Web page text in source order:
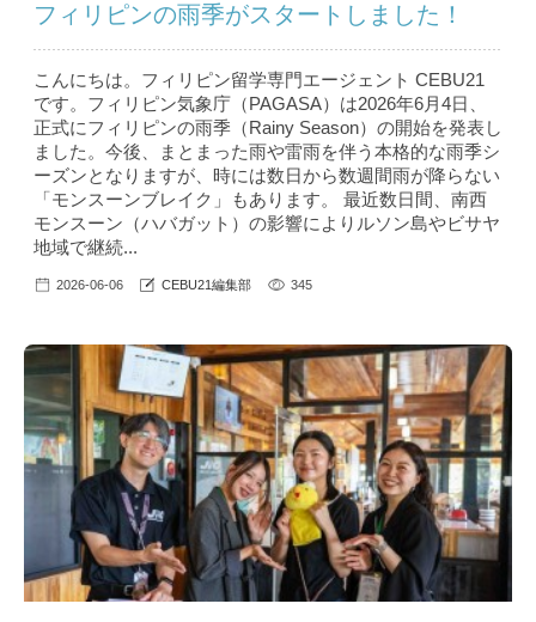
フィリピンの雨季がスタートしました！
こんにちは。フィリピン留学専門エージェント CEBU21
です。フィリピン気象庁（PAGASA）は2026年6月4日、
正式にフィリピンの雨季（Rainy Season）の開始を発表し
ました。今後、まとまった雨や雷雨を伴う本格的な雨季シ
ーズンとなりますが、時には数日から数週間雨が降らない
「モンスーンブレイク」もあります。 最近数日間、南西
モンスーン（ハバガット）の影響によりルソン島やビサヤ
地域で継続...
2026-06-06 CEBU21編集部 345